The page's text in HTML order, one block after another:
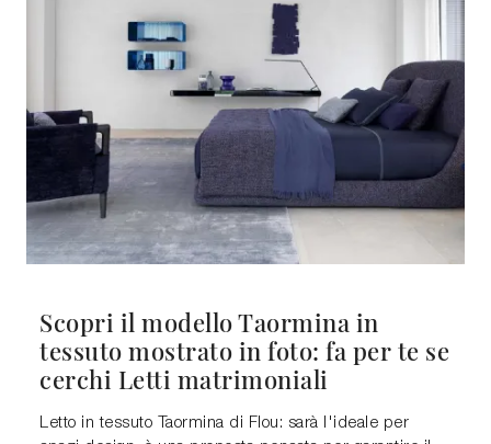
Scopri il modello Taormina in
tessuto mostrato in foto: fa per te se
cerchi Letti matrimoniali
Letto in tessuto Taormina di Flou: sarà l'ideale per